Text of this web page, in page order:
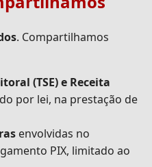
. Compartilhamos
(TSE) e Receita
por lei, na prestação de
envolvidas no
PIX, limitado ao